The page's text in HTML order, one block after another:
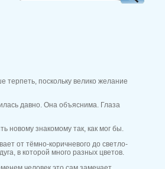
терпеть, поскольку велико желание
давно. Она объяснима. Глаза
новому знакомому так, как мог бы.
от тёмно-коричневого до светло-
в которой много разных цветов.